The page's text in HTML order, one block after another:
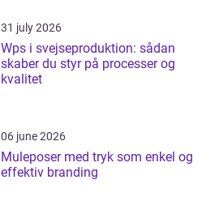
31 july 2026
Wps i svejseproduktion: sådan
skaber du styr på processer og
kvalitet
06 june 2026
Muleposer med tryk som enkel og
effektiv branding